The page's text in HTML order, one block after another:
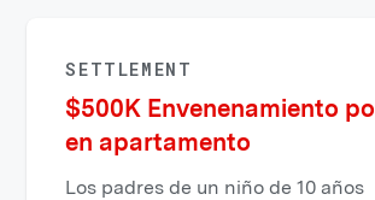
SETTLEMENT
$500K Envenenamiento
en apartamento
Los padres de un niño de 10 años